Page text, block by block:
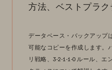
方法、ベストプラク
データベース・バックアップ
可能なコピーを作成します。
リ戦略、3-2-1-1-0 ルール、エ